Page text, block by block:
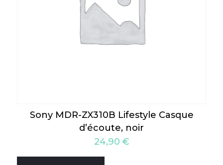
Sony MDR-ZX310B Lifestyle Casque
d’écoute, noir
24,90 €